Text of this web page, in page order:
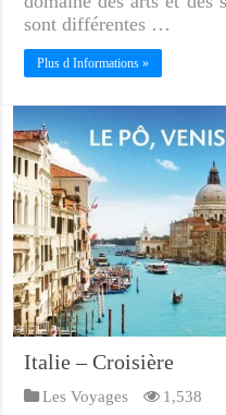
sont différentes …
Plus d Informations »
Italie – Croisière
Les Voyages 1,538